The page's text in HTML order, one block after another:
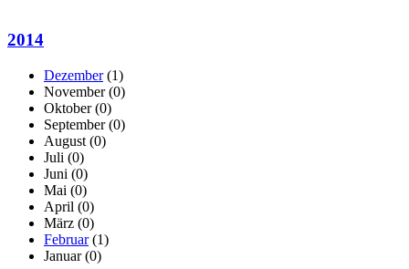
2014
Dezember (1)
November(0)
Oktober(0)
September(0)
August (0)
Juli (0)
Juni (0)
Mai (0)
April (0)
März (0)
Februar (1)
Januar(0)